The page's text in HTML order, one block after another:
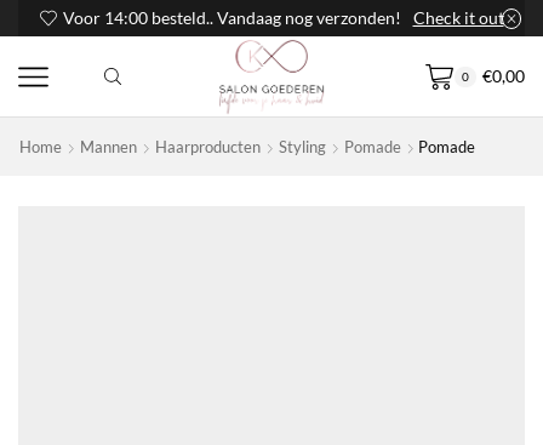
Voor 14:00 besteld.. Vandaag nog verzonden! Check it out
0 €0,00
Home Mannen Haarproducten Styling Pomade Pomade